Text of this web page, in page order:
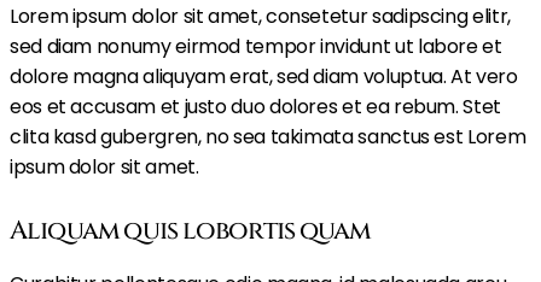
Lorem ipsum dolor sit amet, consetetur sadipscing elitr,
sed diam nonumy eirmod tempor invidunt ut labore et
dolore magna aliquyam erat, sed diam voluptua. At vero
eos et accusam et justo duo dolores et ea rebum. Stet
clita kasd gubergren, no sea takimata sanctus est Lorem
ipsum dolor sit amet.
Aliquam quis lobortis quam